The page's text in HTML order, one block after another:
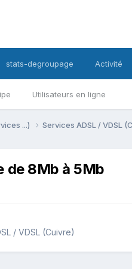
Utilisateurs en ligne
stats-degroupage Activité
...) Services ADSL / VDSL
de 8Mb à 5Mb
/ VDSL (Cuivre)